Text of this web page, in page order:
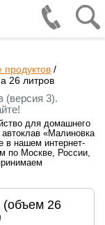
/
26 литров
(версия 3).
для домашнего
«Малиновка
в нашем интернет-
по Москве, России,
(объем 26